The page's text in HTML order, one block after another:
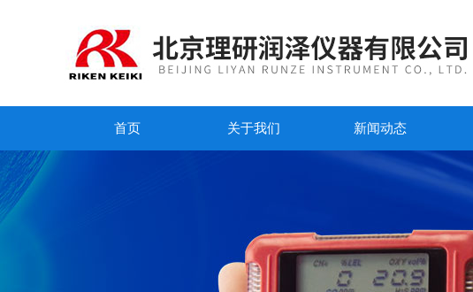
首页 关于我们 新闻动态